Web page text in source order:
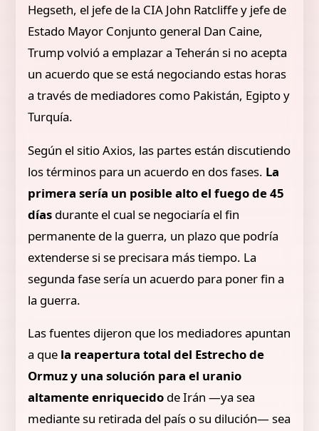
Hegseth, el jefe de la CIA John Ratcliffe y jefe de
Estado Mayor Conjunto general Dan Caine,
Trump volvió a emplazar a Teherán si no acepta
un acuerdo que se está negociando estas horas
a través de mediadores como Pakistán, Egipto y
Turquía.
Según el sitio Axios, las partes están discutiendo
los términos para un acuerdo en dos fases. La
primera sería un posible alto el fuego de 45
días durante el cual se negociaría el fin
permanente de la guerra, un plazo que podría
extenderse si se precisara más tiempo. La
segunda fase sería un acuerdo para poner fin a
la guerra.
Las fuentes dijeron que los mediadores apuntan
a que la reapertura total del Estrecho de
Ormuz y una solución para el uranio
altamente enriquecido de Irán —ya sea
mediante su retirada del país o su dilución— sea